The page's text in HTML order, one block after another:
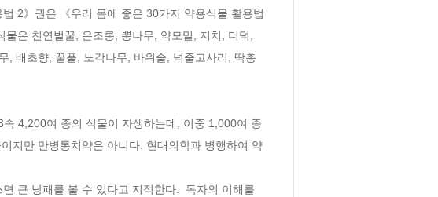
2》권은 《우리 몸에 좋은 30가지 약용식물 활용법
은 천연벌꿀, 은조롱, 뽕나무, 약모밀, 지치, 더덕,
, 배초향, 꿀풀, 노각나무, 바위솔, 넉줄고사리, 딱총
4,200여 종의 식물이 자생하는데, 이중 1,000여 종
지만 만병통치약은 아니다. 현대의학과 병행하여 약
큰 낭패를 볼 수 있다고 지적한다.  독자의 이해를